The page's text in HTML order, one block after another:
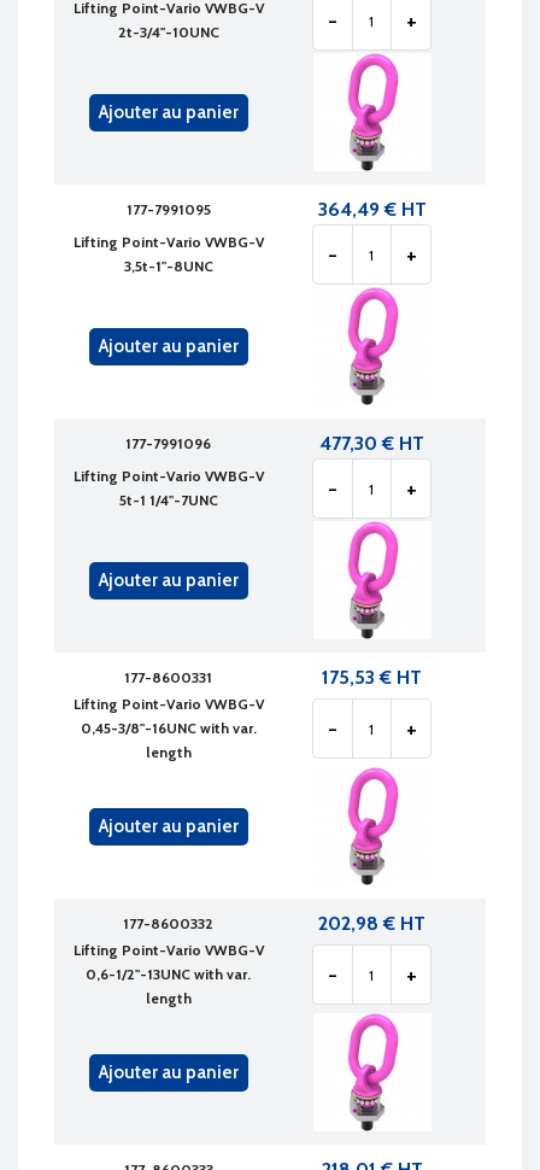
Lifting Point-Vario VWBG-V
2t-3/4"-10UNC
- +
Ajouter au panier
177-7991095
Lifting Point-Vario VWBG-V
3,5t-1"-8UNC
364,49 € HT
- +
Ajouter au panier
177-7991096
Lifting Point-Vario VWBG-V
5t-1 1/4"-7UNC
477,30 € HT
- +
Ajouter au panier
177-8600331
Lifting Point-Vario VWBG-V
0,45-3/8"-16UNC with var.
length
175,53 € HT
- +
Ajouter au panier
177-8600332
Lifting Point-Vario VWBG-V
0,6-1/2"-13UNC with var.
length
202,98 € HT
- +
Ajouter au panier